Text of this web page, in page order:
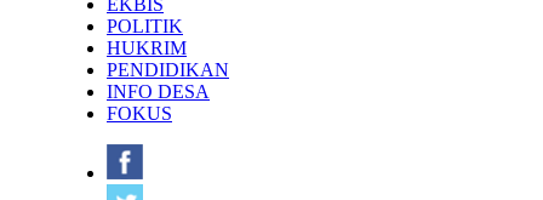
POLITIK
HUKRIM
PENDIDIKAN
INFO DESA
FOKUS